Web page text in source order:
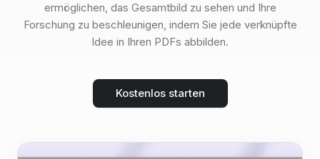
ermöglichen, das Gesamtbild zu sehen und Ihre
Forschung zu beschleunigen, indem Sie jede verknüpfte
Idee in Ihren PDFs abbilden.
Kostenlos starten